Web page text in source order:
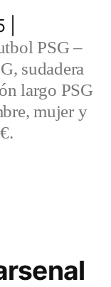
PSG –
sudadera
largo PSG
mujer y